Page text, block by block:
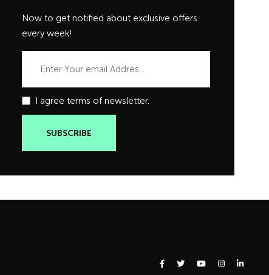
Now to get notified about exclusive offers
every week!
I agree terms of newsletter.